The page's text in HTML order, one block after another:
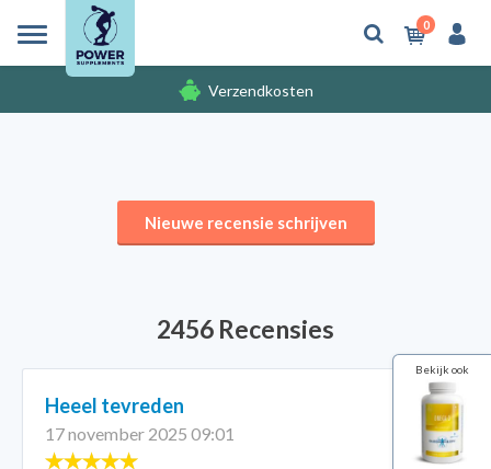
0
Verzendkosten
Nieuwe recensie schrijven
2456 Recensies
Heeel tevreden
17 november 2025 09:01
Bekijk ook